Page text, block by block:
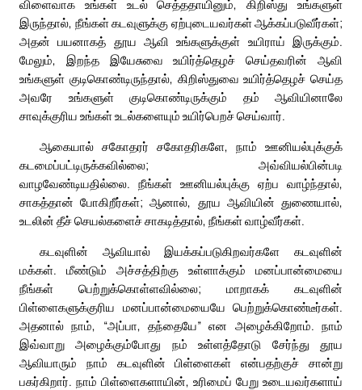
விளைவாக உங்கள் உடல் செத்ததாயினும், கிறிஸ்து உங்களுள்
இருந்தால், நீங்கள் கடவுளுக்கு ஏற்புடையவர்கள் ஆக்கப்படுவீர்கள்;
அதன் பயனாகத் தூய ஆவி உங்களுக்குள் உயிராய் இருக்கும்.
மேலும், இறந்த இயேசுவை உயிர்த்தெழச் செய்தவரின் ஆவி
உங்களுள் குடிகொண்டிருந்தால், கிறிஸ்துவை உயிர்த்தெழச் செய்த
அவரே உங்களுள் குடிகொண்டிருக்கும் தம் ஆவியினாலே
சாவுக்குரிய உங்கள் உடல்களையும் உயிர்பெறச் செய்வார்.
ஆகையால் சகோதரர் சகோதரிகளே, நாம் ஊனியல்புக்குக்
கடமைப்பட்டிருக்கவில்லை; அவ்வியல்பின்படி
வாழவேண்டியதில்லை. நீங்கள் ஊனியல்புக்கு ஏற்ப வாழ்ந்தால்,
சாகத்தான் போகிறீர்கள்; ஆனால், தூய ஆவியின் துணையால்,
உடலின் தீச் செயல்களைச் சாகடித்தால், நீங்கள் வாழ்வீர்கள்.
கடவுளின் ஆவியால் இயக்கப்படுகிறவர்களே கடவுளின்
மக்கள். மீண்டும் அச்சத்திற்கு உள்ளாக்கும் மனப்பான்மையை
நீங்கள் பெற்றுக்கொள்ளவில்லை; மாறாகக் கடவுளின்
பிள்ளைகளுக்குரிய மனப்பான்மையையே பெற்றுக்கொண்டீர்கள்.
அதனால் நாம், “அப்பா, தந்தையே” என அழைக்கிறோம். நாம்
இவ்வாறு அழைக்கும்போது நம் உள்ளத்தோடு சேர்ந்து தூய
ஆவியாரும் நாம் கடவுளின் பிள்ளைகள் என்பதற்குச் சான்று
பகர்கிறார். நாம் பிள்ளைகளாயின், உரிமைப் பேறு உடையவர்களாய்